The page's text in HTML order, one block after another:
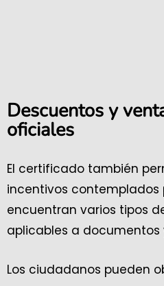
Descuentos y
oficiales
El certificado también
incentivos contemplados
encuentran varios tipos
aplicables a
Los ciudadanos pueden